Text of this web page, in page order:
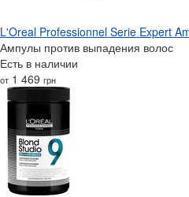
L'Oreal Professionnel Serie Expert
Ампулы против выпадения волос
Есть в наличии
от 1 469 грн